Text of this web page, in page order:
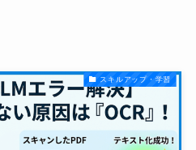
スキルアップ・学習